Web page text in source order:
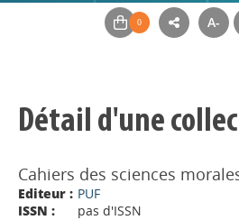
A-
Détail d'une
Cahiers des sciences
Editeur : PUF
ISSN :
pas d'ISSN